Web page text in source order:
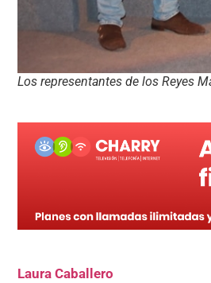
Los representantes de los Reyes
Laura Caballero